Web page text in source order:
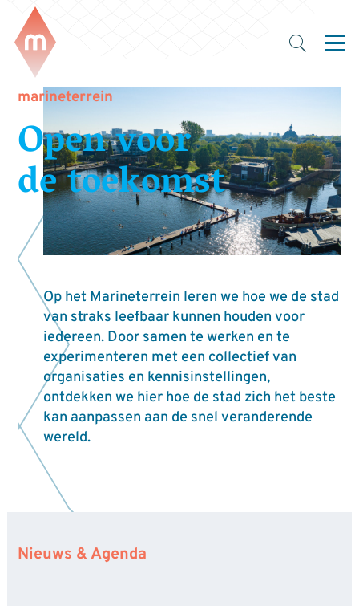
marineterrein
Open voor
de toekomst
Op het Marineterrein leren we hoe we de stad
van straks leefbaar kunnen houden voor
iedereen. Door samen te werken en te
experimenteren met een collectief van
organisaties en kennisinstellingen,
ontdekken we hier hoe de stad zich het beste
kan aanpassen aan de snel veranderende
wereld.
Nieuws & Agenda